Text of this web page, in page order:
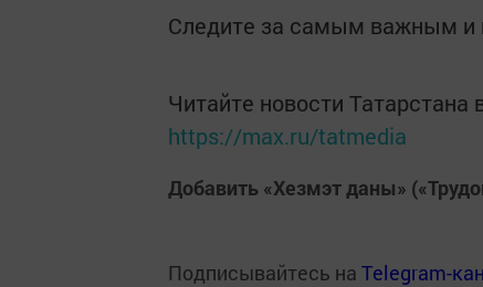
Следите за самым важным и
Читайте новости
https://max.ru/tatmedia
Добавить «Хезмэт даны»
Подписывайтесь на Telegram-